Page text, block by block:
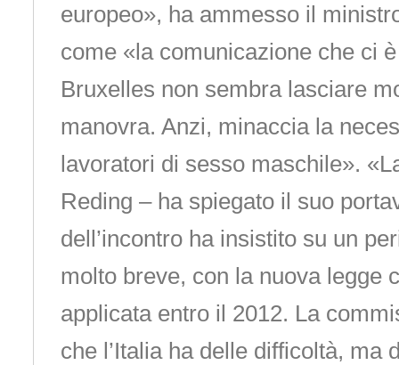
europeo», ha ammesso il
come «la comunicazione che ci
Bruxelles non sembra lasciare
manovra. Anzi, minaccia la
lavoratori di sesso maschile».
Reding – ha spiegato il suo
dell’incontro ha insistito su un
molto breve, con la nuova legge
applicata entro il 2012. La
che l’Italia ha delle difficoltà, ma